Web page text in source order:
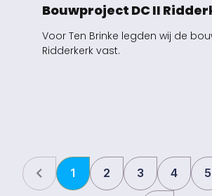
Bouwproject DC II
Voor Ten Brinke legden wij de
Ridderkerk vast.
1 2 3 4 5